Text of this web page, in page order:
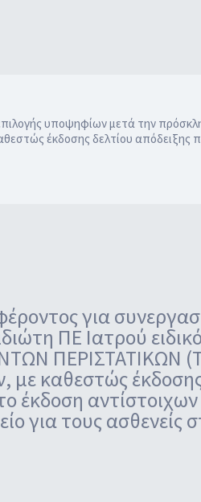
υποψηφίων μετά την
έκδοσης δελτίου
για
ΠΕ Ιατρού
ΠΕΡΙΣΤΑΤΙΚΩΝ
με καθεστώς
έκδοση
για τους ασθενείς